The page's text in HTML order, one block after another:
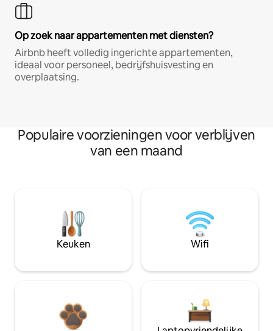
Op zoek naar appartementen met diensten?
Airbnb heeft volledig ingerichte appartementen,
ideaal voor personeel, bedrijfshuisvesting en
overplaatsing.
Populaire voorzieningen voor verblijven
van een maand
Keuken Wifi